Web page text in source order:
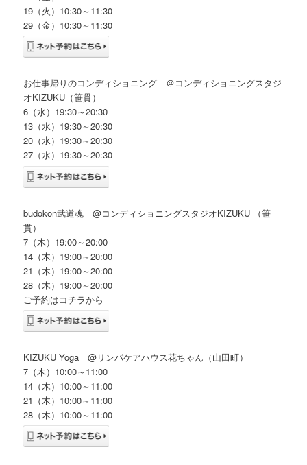
19（火）10:30～11:30
29（金）10:30～11:30
お仕事帰りのコンディショニング ＠コンディショニングスタジ
オKIZUKU（笹貫）
6（水）19:30～20:30
13（水）19:30～20:30
20（水）19:30～20:30
27（水）19:30～20:30
budokon武道魂 @コンディショニングスタジオKIZUKU （笹
貫）
7（木）19:00～20:00
14（木）19:00～20:00
21（木）19:00～20:00
28（木）19:00～20:00
ご予約はコチラから
KIZUKU Yoga @リンパケアハウス花ちゃん（山田町）
7（木）10:00～11:00
14（木）10:00～11:00
21（木）10:00～11:00
28（木）10:00～11:00